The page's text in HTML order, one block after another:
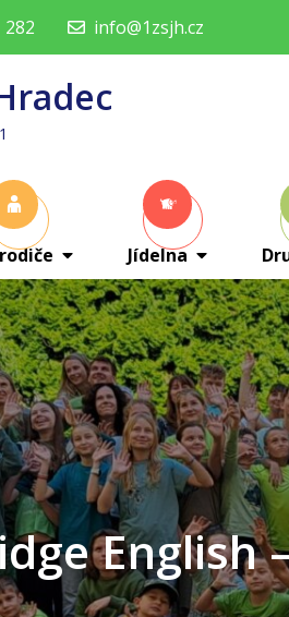
282 info@1zsjh.cz
Jídelna
English